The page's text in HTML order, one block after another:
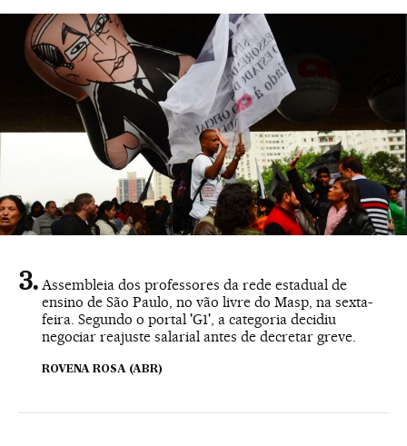
Assembleia dos professores da rede estadual de
ensino de São Paulo, no vão livre do Masp, na sexta-
feira. Segundo o portal 'G1', a categoria decidiu
negociar reajuste salarial antes de decretar greve.
ROVENA ROSA (ABR)